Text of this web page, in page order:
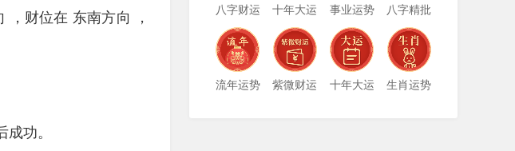
财位在 东南方向 ，
功。
八字财运 十年大运 事业运势 八字精批
流年运势 紫微财运 十年大运 生肖运势